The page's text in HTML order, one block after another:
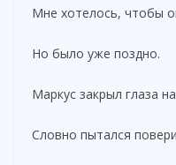
Мне хотелось, чтобы
Но было уже поздно.
Маркус закрыл глаза
Словно пытался